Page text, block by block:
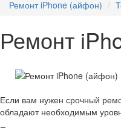
Ремонт iPhone (айфон)
Ремонт
Если вам нужен срочный
обладают необходимым